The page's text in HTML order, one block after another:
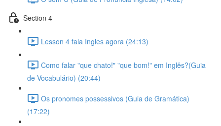
Section 4
Lesson 4 fala Ingles agora (24:13)
Como falar "que chato!" "que bom!" em Inglês?(Guia
de Vocabulário) (20:44)
Os pronomes possessivos (Guia de Gramática)
(17:22)